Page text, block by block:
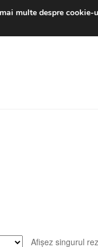
luni-vineri 9
Afișez singurul
multe despre